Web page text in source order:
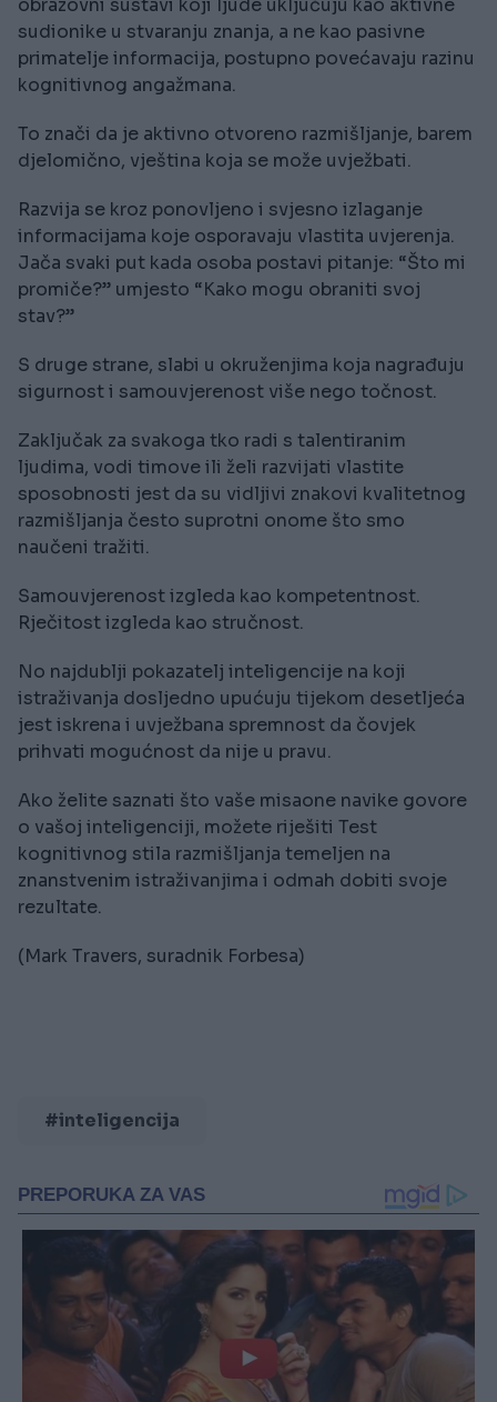
sudionike u stvaranju znanja, a ne kao pasivne
primatelje informacija, postupno povećavaju razinu
kognitivnog angažmana.
To znači da je aktivno otvoreno razmišljanje, barem
djelomično, vještina koja se može uvježbati.
Razvija se kroz ponovljeno i svjesno izlaganje
informacijama koje osporavaju vlastita uvjerenja.
Jača svaki put kada osoba postavi pitanje: “Što mi
promiče?” umjesto “Kako mogu obraniti svoj
stav?”
S druge strane, slabi u okruženjima koja nagrađuju
sigurnost i samouvjerenost više nego točnost.
Zaključak za svakoga tko radi s talentiranim
ljudima, vodi timove ili želi razvijati vlastite
sposobnosti jest da su vidljivi znakovi kvalitetnog
razmišljanja često suprotni onome što smo
naučeni tražiti.
Samouvjerenost izgleda kao kompetentnost.
Rječitost izgleda kao stručnost.
No najdublji pokazatelj inteligencije na koji
istraživanja dosljedno upućuju tijekom desetljeća
jest iskrena i uvježbana spremnost da čovjek
prihvati mogućnost da nije u pravu.
Ako želite saznati što vaše misaone navike govore
o vašoj inteligenciji, možete riješiti Test
kognitivnog stila razmišljanja temeljen na
znanstvenim istraživanjima i odmah dobiti svoje
rezultate.
(Mark Travers, suradnik Forbesa)
#inteligencija